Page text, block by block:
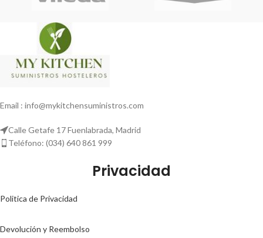
Email : info@mykitchensuministros.com
Calle Getafe 17 Fuenlabrada, Madrid
Teléfono: (034) 640 861 999
Privacidad
Politica de Privacidad
Devolución y Reembolso